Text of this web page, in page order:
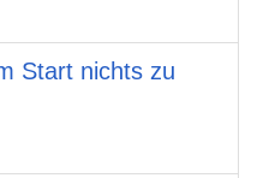
Start nichts zu